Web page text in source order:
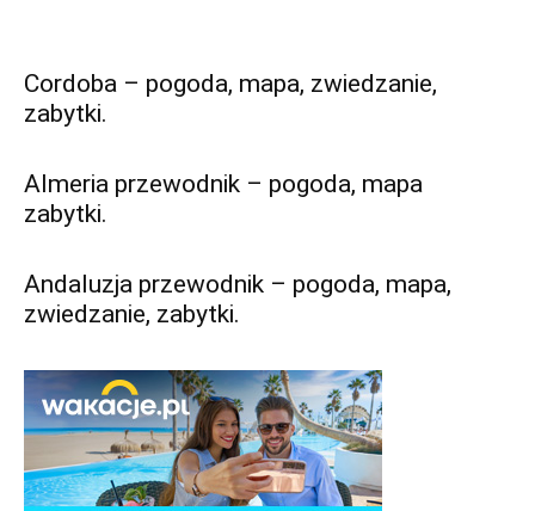
Cordoba – pogoda, mapa, zwiedzanie,
zabytki.
Almeria przewodnik – pogoda, mapa
zabytki.
Andaluzja przewodnik – pogoda, mapa,
zwiedzanie, zabytki.